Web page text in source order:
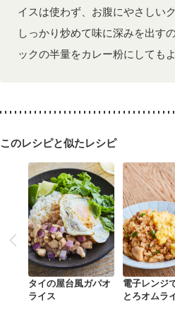
イスは使わず、お腹にやさしい
しっかり炒めて味に深みを出す
ックの半量をカレー粉にしても
このレシピと似たレシピ
タイの屋台風ガパオ
ライス
電子レン
とろオムラ